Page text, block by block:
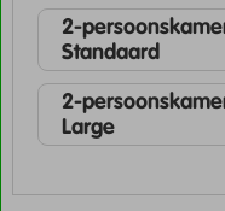
2-
Standaard
2-
Large